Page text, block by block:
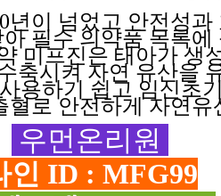
년이 넘었고 안전성과
필수 의약품 목록에
미프진은 태아가 생
축시켜자연유산을
사용하기 쉽고 임신초
혈로 안전하게 자연유
우먼온리원
인 ID : MFG99